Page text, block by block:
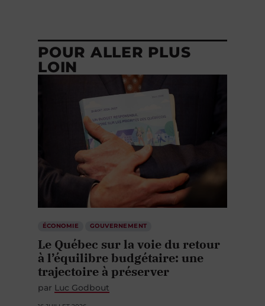
POUR ALLER PLUS
LOIN
ÉCONOMIE GOUVERNEMENT
Le Québec sur la voie du retour
à l’équilibre budgétaire: une
trajectoire à préserver
par Luc Godbout